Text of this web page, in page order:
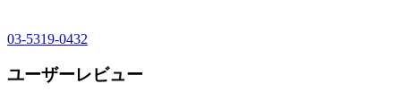
03-5319-0432
ユーザーレビュー